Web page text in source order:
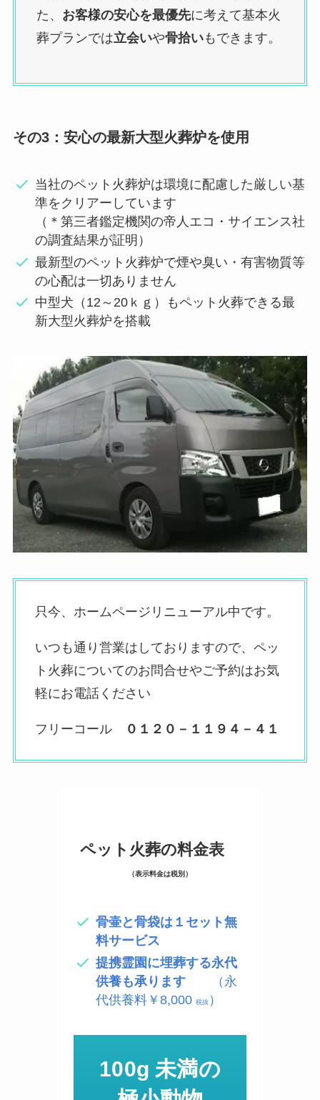
た、 お客様の安心を最優先に考えて基本火
葬プランでは立会いや骨拾いもできます。
その3： 安心の最新大型火葬炉を使用
当社のペット火葬炉は環境に配慮した厳しい基
準をクリアーしています
（＊第三者鑑定機関の帝人エコ・サイエンス社
の調査結果が証明）
最新型のペット火葬炉で煙や臭い・有害物質等
の心配は一切ありません
中型犬（12～20ｋｇ）もペット火葬できる最
新大型火葬炉を搭載
只今、ホームページリニューアル中です。
いつも通り営業はしておりますので、ペッ
ト火葬についてのお問合せやご予約はお気
軽にお電話ください
フリーコール ０１２０－１１９４－４１
ペット火葬の料金表
（表示料金は税別）
骨壷と骨袋は１セット無
料サービス
提携霊園に埋葬する永代
供養も承ります （永
代供養料￥8,000税抜 ）
100g 未満の